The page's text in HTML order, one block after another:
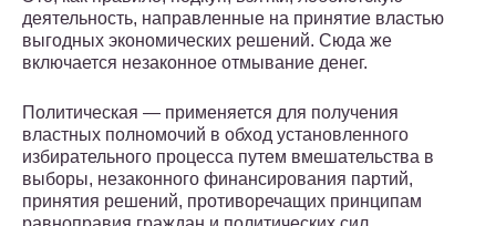
деятельность, направленные на принятие властью
выгодных экономических решений. Сюда же
включается незаконное отмывание денег.
Политическая — применяется для получения
властных полномочий в обход установленного
избирательного процесса путем вмешательства в
выборы, незаконного финансирования партий,
принятия решений, противоречащих принципам